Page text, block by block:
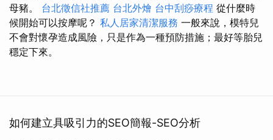
母豬。 台北徵信社推薦 台北外燴 台中刮痧療程 從什麼時
候開始可以按摩呢？ 私人居家清潔服務 一般來說，模特兒
不會對懷孕造成風險，只是作為一種預防措施；最好等胎兒
穩定下來。
如何建立具吸引力的SEO簡報-SEO分析